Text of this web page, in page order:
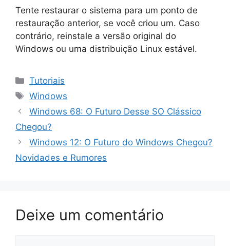
Tente restaurar o sistema para um ponto de
restauração anterior, se você criou um. Caso
contrário, reinstale a versão original do
Windows ou uma distribuição Linux estável.
Categorias
Tutoriais
Tags
Windows
Windows 68: O Futuro Desse SO Clássico
Chegou?
Windows 12: O Futuro do Windows Chegou?
Novidades e Rumores
Deixe um comentário